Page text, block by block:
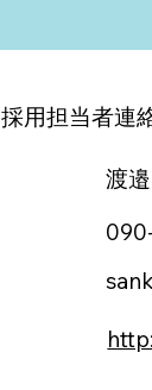
採用担当者連
渡